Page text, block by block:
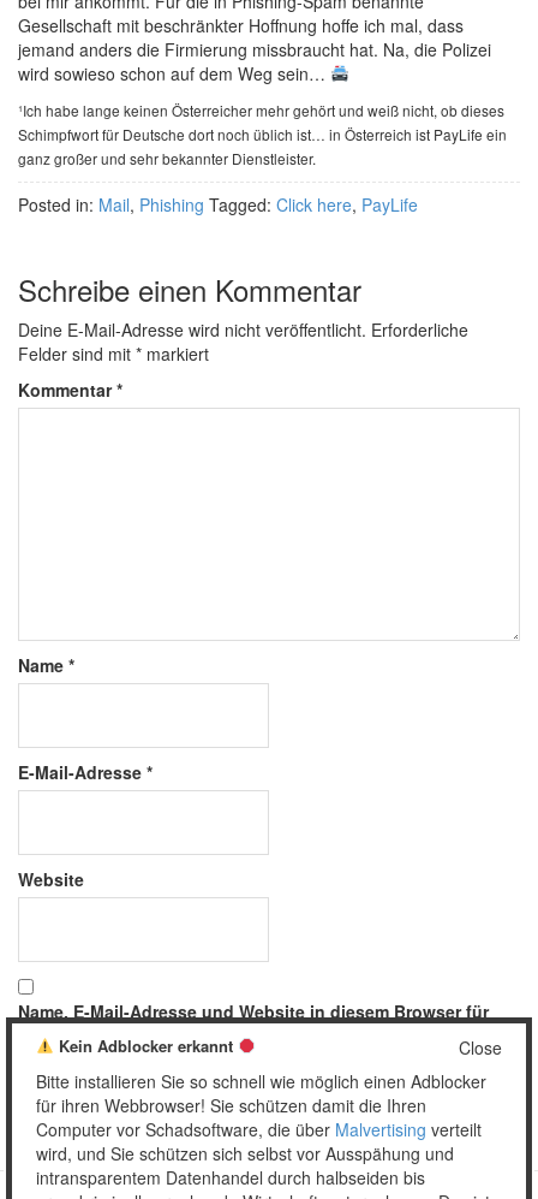
Gesellschaft mit beschränkter Hoffnung hoffe ich mal, dass
jemand anders die Firmierung missbraucht hat. Na, die Polizei
wird sowieso schon auf dem Weg sein…
¹Ich habe lange keinen Österreicher mehr gehört und weiß nicht, ob dieses
Schimpfwort für Deutsche dort noch üblich ist… in Österreich ist PayLife ein
ganz großer und sehr bekannter Dienstleister.
Posted in: Mail, Phishing Tagged: Click here, PayLife
Schreibe einen Kommentar
Deine E-Mail-Adresse wird nicht veröffentlicht. Erforderliche
Felder sind mit * markiert
Kommentar*
Name *
E-Mail-Adresse *
Website
Name, E-Mail-Adresse und Website in diesem Browser für
meinen nächsten Kommentar speichern.
Close
Kein Adblocker erkannt
Bitte installieren Sie so schnell wie möglich einen Adblocker
für ihren Webbrowser! Sie schützen damit die Ihren
Computer vor Schadsoftware, die über Malvertising verteilt
wird, und Sie schützen sich selbst vor Ausspähung und
intransparentem Datenhandel durch halbseiden bis